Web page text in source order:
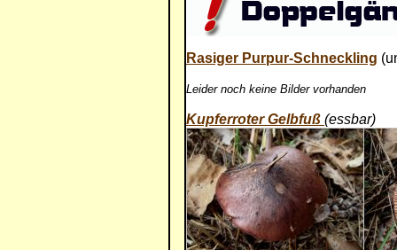
Rasiger Purpur-Schneckling
Leider noch keine Bilder vorhanden
Kupferroter Gelbfuß (essbar)